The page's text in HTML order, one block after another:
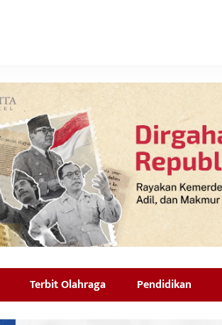
Terbit Olahraga Pendidikan